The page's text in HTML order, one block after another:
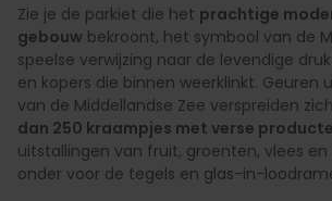
Zie je de parkiet die het prachtige
gebouw bekroont, het symbool van de
speelse verwijzing naar de levendige
en kopers die binnen weerklinkt. Geuren
van de Middellandse Zee verspreiden
dan 250 kraampjes met verse
uitstallingen van fruit, groenten, vlees
onder voor de tegels en glas-in-